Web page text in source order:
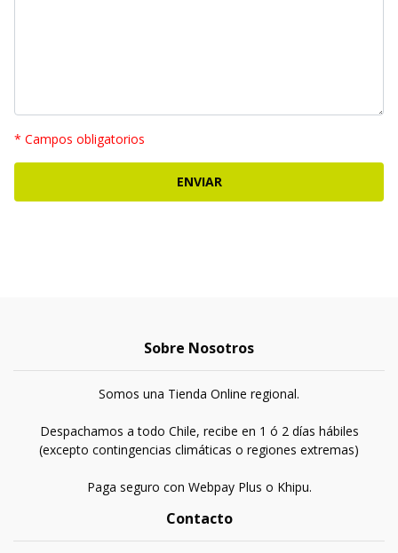
* Campos obligatorios
Sobre Nosotros
Somos una Tienda Online regional.
Despachamos a todo Chile, recibe en 1 ó 2 días hábiles
(excepto contingencias climáticas o regiones extremas)
Paga seguro con Webpay Plus o Khipu.
Contacto